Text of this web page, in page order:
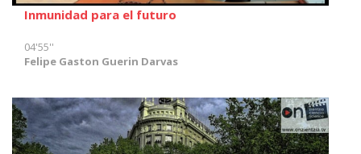
Inmunidad para el futuro
04'55''
Felipe Gaston Guerin Darvas